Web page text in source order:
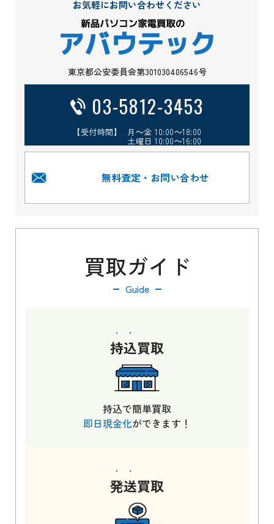
お気軽にお問い合わせください
東京都公安委員会第301030406546号
03-5812-3453
【受付時間】 月～金 10:00～18:00
土曜日 10:00～16:00
無料査定・お問い合わせ
買取ガイド
Guide
持込買取
持込で簡単買取
即日現金化ができます！
発送買取